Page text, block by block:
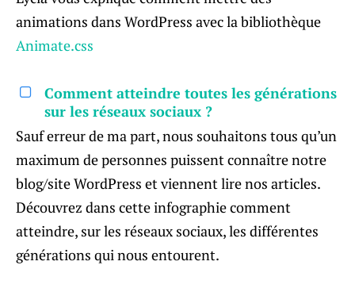
animations dans WordPress avec la bibliothèque
Animate.css
Comment atteindre toutes les générations
sur les réseaux sociaux ?
Sauf erreur de ma part, nous souhaitons tous qu’un
maximum de personnes puissent connaître notre
blog/site WordPress et viennent lire nos articles.
Découvrez dans cette infographie comment
atteindre, sur les réseaux sociaux, les différentes
générations qui nous entourent.